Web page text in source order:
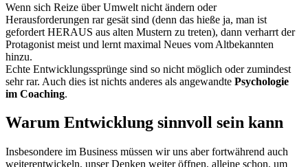
Wenn sich Reize über Umwelt nicht ändern oder
Herausforderungen rar gesät sind (denn das hieße ja, man ist
gefordert HERAUS aus alten Mustern zu treten), dann verharrt der
Protagonist meist und lernt maximal Neues vom Altbekannten
hinzu.
Echte Entwicklungssprünge sind so nicht möglich oder zumindest
sehr rar. Auch dies ist nichts anderes als angewandte Psychologie
im Coaching.
Warum Entwicklung sinnvoll sein kann
Insbesondere im Business müssen wir uns aber fortwährend auch
weiterentwickeln, unser Denken weiter öffnen, alleine schon, um